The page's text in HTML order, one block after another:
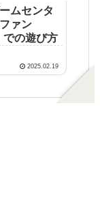
ムセンタ
ァン
での遊び方
2025.02.19